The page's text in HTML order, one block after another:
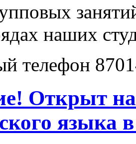
наших
телефон
Открыт
языка